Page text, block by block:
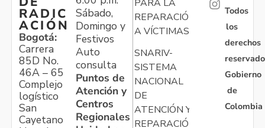
RADIC
ACIÓN
Bogotá:
Carrera
85D No.
46A – 65
Complejo
logístico
San
Cayetano
Sábado,
Domingo y
Festivos
Auto
consulta
Puntos de
Atención y
Centros
Regionales
PARA LA
REPARACIÓN
A VÍCTIMAS
SNARIV-
SISTEMA
NACIONAL
DE
ATENCIÓN Y
REPARACIÓN
Todos
los
derechos
Gobierno
de
Colombia